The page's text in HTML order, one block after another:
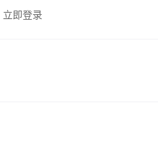
立即登录